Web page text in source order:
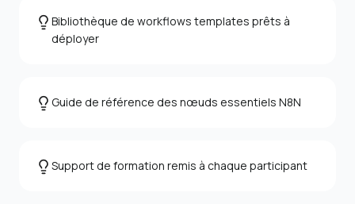
Bibliothèque de workflows templates prêts à
déployer
Guide de référence des nœuds essentiels N8N
Support de formation remis à chaque participant